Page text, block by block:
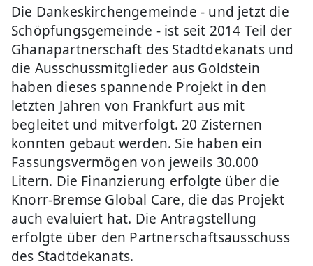
Die Dankeskirchengemeinde - und jetzt die
Schöpfungsgemeinde - ist seit 2014 Teil der
Ghanapartnerschaft des Stadtdekanats und
die Ausschussmitglieder aus Goldstein
haben dieses spannende Projekt in den
letzten Jahren von Frankfurt aus mit
begleitet und mitverfolgt. 20 Zisternen
konnten gebaut werden. Sie haben ein
Fassungsvermögen von jeweils 30.000
Litern. Die Finanzierung erfolgte über die
Knorr-Bremse Global Care, die das Projekt
auch evaluiert hat. Die Antragstellung
erfolgte über den Partnerschaftsausschuss
des Stadtdekanats.